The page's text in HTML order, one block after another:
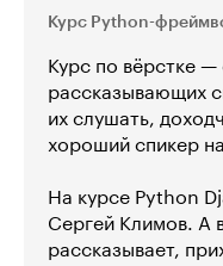
Курс Python-
Курс по вёрстке —
рассказывающих
их слушать,
хороший спикер
На курсе Python
Сергей Климов. А
рассказывает,